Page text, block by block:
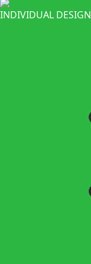
INDIVIDUAL DESIGN